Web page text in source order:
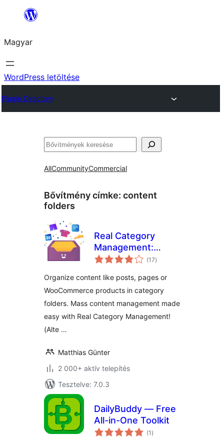
Ugrás
tartalomhoz
Magyar
WordPress letöltése
Plugin Directory
Keresés
AllCommunityCommercial
Bővítmény címke: content
folders
Real Category
Management:
Content
Category Folders
(17értékelés
összesen
)
Organize content like posts, pages or
WooCommerce products in category
folders. Mass content management made
easy with Real Category Management!
(Alte …
Matthias Günter
2 000+ aktív telepítés
Tesztelve: 7.0.3
DailyBuddy — Free
All-in-One Toolkit
(1 értékelés
összesen
)